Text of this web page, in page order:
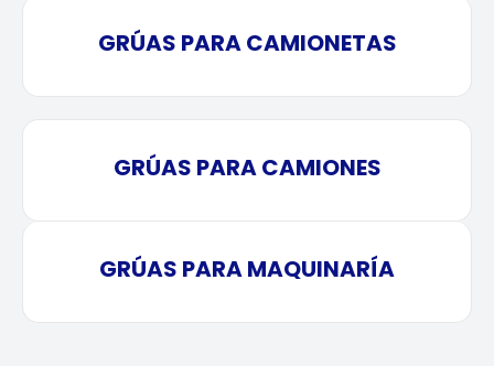
GRÚAS PARA CAMIONETAS
GRÚAS PARA CAMIONES
GRÚAS PARA MAQUINARÍA